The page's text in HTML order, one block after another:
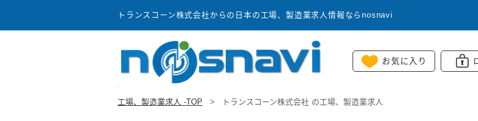
トランスコーン株式会社からの日本の工場、製造業求人情報ならnosnavi
お気に入り
工場、製造業求人 -TOP > トランスコーン株式会社 の工場、製造業求人